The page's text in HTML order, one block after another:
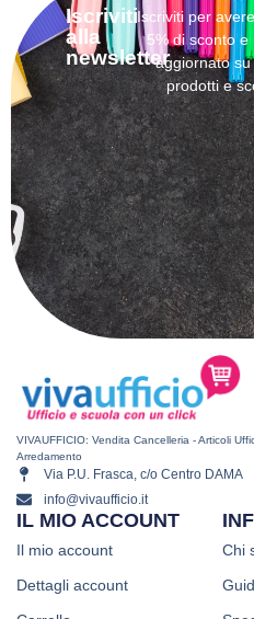
Iscriviti
alla
newsletter
Iscriviti per
5% di sconto e
aggiornato
prodotti e
VIVAUFFICIO: Vendita Cancelleria - Articoli
Arredamento
Via P.U. Frasca, c/o Centro DAMA
info@vivaufficio.it
Chi
IL MIO ACCOUNT
Il mio account
Dettagli account